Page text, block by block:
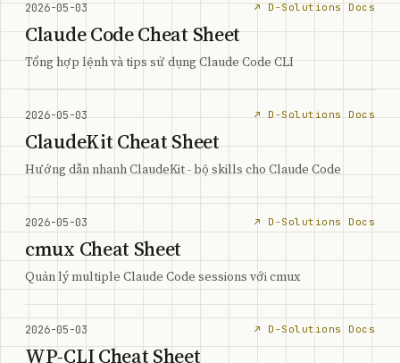
2026-05-03 ↗ D-Solutions Docs
Claude Code Cheat Sheet
Tổng hợp lệnh và tips sử dụng Claude Code CLI
2026-05-03 ↗ D-Solutions Docs
ClaudeKit Cheat Sheet
Hướng dẫn nhanh ClaudeKit - bộ skills cho Claude Code
2026-05-03 ↗ D-Solutions Docs
cmux Cheat Sheet
Quản lý multiple Claude Code sessions với cmux
2026-05-03 ↗ D-Solutions Docs
WP-CLI Cheat Sheet